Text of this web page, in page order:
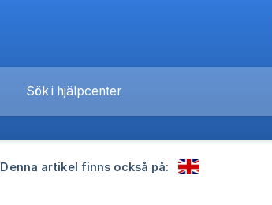
Denna artikel finns också på: